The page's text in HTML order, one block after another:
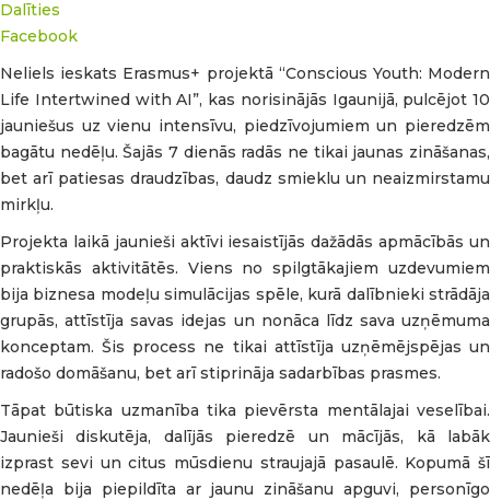
Neliels ieskats Erasmus+ projektā “Conscious Youth: Modern
Life Intertwined with AI”, kas norisinājās Igaunijā, pulcējot 10
jauniešus uz vienu intensīvu, piedzīvojumiem un pieredzēm
bagātu nedēļu. Šajās 7 dienās radās ne tikai jaunas zināšanas,
bet arī patiesas draudzības, daudz smieklu un neaizmirstamu
mirkļu.
Projekta laikā jaunieši aktīvi iesaistījās dažādās apmācībās un
praktiskās aktivitātēs. Viens no spilgtākajiem uzdevumiem
bija biznesa modeļu simulācijas spēle, kurā dalībnieki strādāja
grupās, attīstīja savas idejas un nonāca līdz sava uzņēmuma
konceptam. Šis process ne tikai attīstīja uzņēmējspējas un
radošo domāšanu, bet arī stiprināja sadarbības prasmes.
Tāpat būtiska uzmanība tika pievērsta mentālajai veselībai.
Jaunieši diskutēja, dalījās pieredzē un mācījās, kā labāk
izprast sevi un citus mūsdienu straujajā pasaulē. Kopumā šī
nedēļa bija piepildīta ar jaunu zināšanu apguvi, personīgo